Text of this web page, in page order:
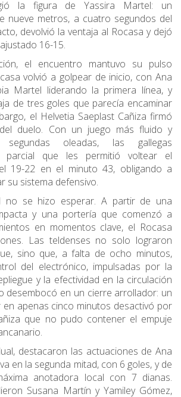
la figura de Yassira Martel: un
nueve metros, a cuatro segundos del
devolvió la ventaja al Rocasa y dejó
16-15.
el encuentro mantuvo su pulso
volvió a golpear de inicio, con Ana
Martel liderando la primera línea, y
de tres goles que parecía encaminar
el Helvetia Saeplast Cañiza firmó
duelo. Con un juego más fluido y
oleadas, las gallegas
parcial que les permitió voltear el
19-22 en el minuto 43, obligando a
su sistema defensivo.
no se hizo esperar. A partir de una
y una portería que comenzó a
en momentos clave, el Rocasa
Las teldenses no solo lograron
sino que, a falta de ocho minutos,
del electrónico, impulsadas por la
y la efectividad en la circulación
desembocó en un cierre arrollador: un
apenas cinco minutos desactivó por
que no pudo contener el empuje
destacaron las actuaciones de Ana
en la segunda mitad, con 6 goles, y de
anotadora local con 7 dianas.
Susana Martín y Yamiley Gómez,